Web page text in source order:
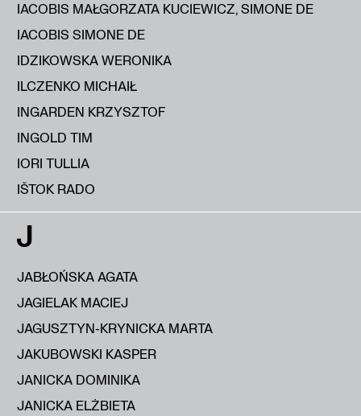
IACOBIS MAŁGORZATA KUCIEWICZ, SIMONE DE
IACOBIS SIMONE DE
IDZIKOWSKA WERONIKA
ILCZENKO MICHAIŁ
INGARDEN KRZYSZTOF
INGOLD TIM
IORI TULLIA
IŠTOK RADO
J
JABŁOŃSKA AGATA
JAGIELAK MACIEJ
JAGUSZTYN-KRYNICKA MARTA
JAKUBOWSKI KASPER
JANICKA DOMINIKA
JANICKA ELŻBIETA